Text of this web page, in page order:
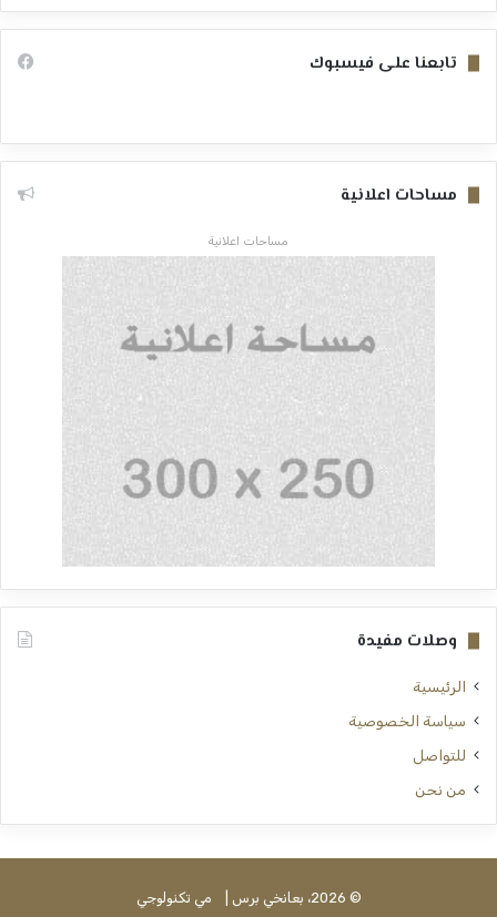
تابعنا على فيسبوك
مساحات اعلانية
مساحات اعلانية
وصلات مفيدة
الرئيسية
سياسة الخصوصية
للتواصل
من نحن
© 2026، بعانخي برس | مي تكنولوجي